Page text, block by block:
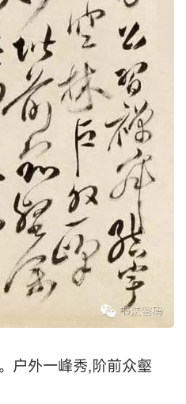
户外一峰秀,阶前众壑